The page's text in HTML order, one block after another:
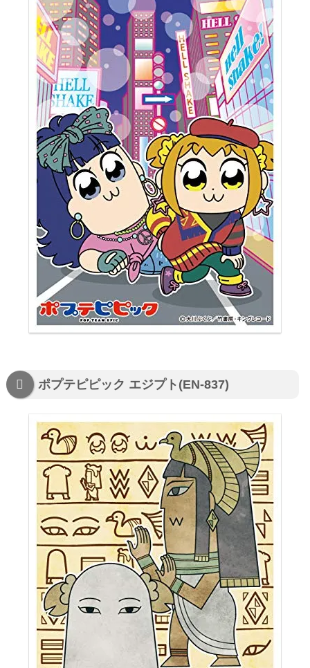
ポプテピピック エジプト(EN-837)